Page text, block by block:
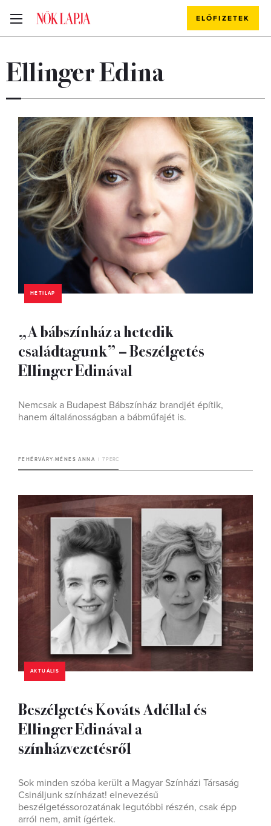
ELŐFIZETEK
Ellinger Edina
HETILAP
„A bábszínház a hetedik
családtagunk” – Beszélgetés
Ellinger Edinával
Nemcsak a Budapest Bábszínház brandjét építik,
hanem általánosságban a bábműfajét is.
FEHÉRVÁRY-MÉNES ANNA 7 PERC
AKTUÁLIS
Beszélgetés Kováts Adéllal és
Ellinger Edinával a
színházvezetésről
Sok minden szóba került a Magyar Színházi Társaság
Csináljunk színházat! elnevezésű
beszélgetéssorozatának legutóbbi részén, csak épp
arról nem, amit ígértek.